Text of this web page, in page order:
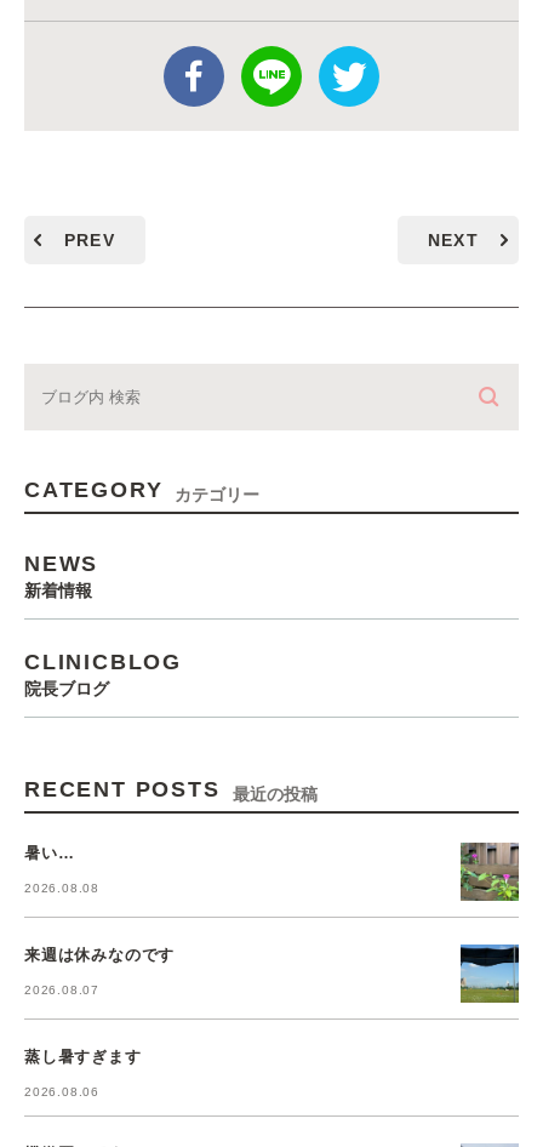
PREV NEXT
CATEGORY カテゴリー
NEWS
新着情報
CLINICBLOG
院長ブログ
RECENT POSTS 最近の投稿
暑い…
2026.08.08
来週は休みなのです
2026.08.07
蒸し暑すぎます
2026.08.06